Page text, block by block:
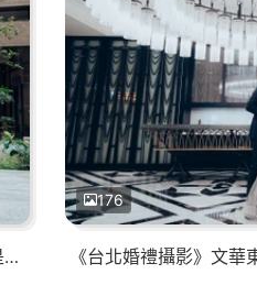
《新北婚禮攝影》牽起的的不只是彼此的手，而是我們的未來
176